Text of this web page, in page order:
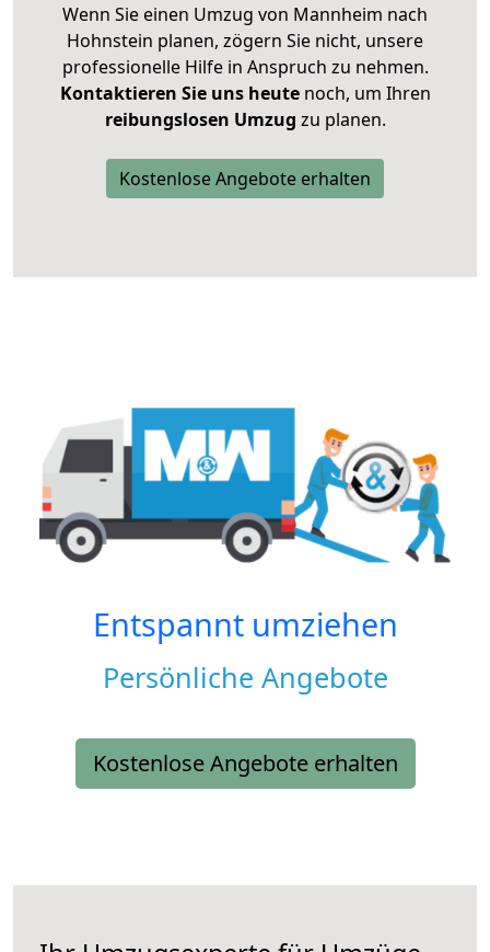
Wenn Sie einen Umzug von Mannheim nach
Hohnstein planen, zögern Sie nicht, unsere
professionelle Hilfe in Anspruch zu nehmen.
Kontaktieren Sie uns heutenoch, um Ihren
reibungslosen Umzug zu planen.
Kostenlose Angebote erhalten
Entspannt umziehen
Persönliche Angebote
Kostenlose Angebote erhalten